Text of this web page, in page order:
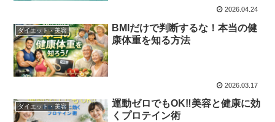
2026.04.24
ダイエット・美容
BMIだけで判断するな！本当の健
康体重を知る方法
2026.03.17
ダイエット・美容
運動ゼロでもOK‼美容と健康に効
くプロテイン術